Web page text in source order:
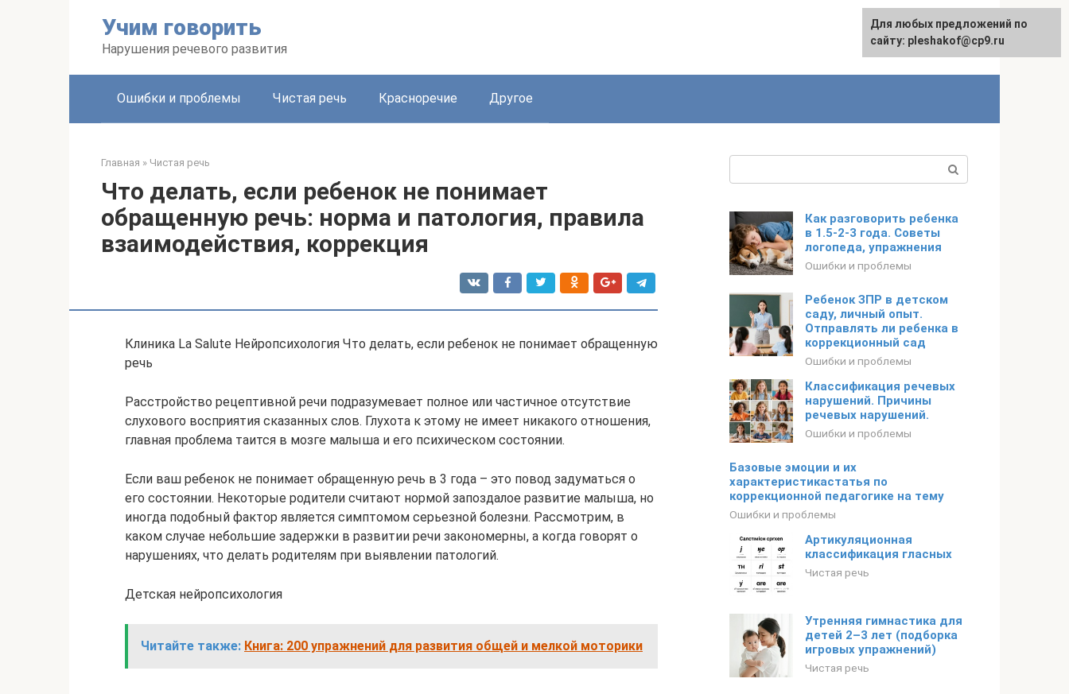
Учим говорить
Нарушения речевого развития
Ошибки и проблемы Чистая речь Красноречие Другое
Главная » Чистая речь
Что делать, если ребенок не понимает
обращенную речь: норма и патология, правила
взаимодействия, коррекция
Клиника La Salute Нейропсихология Что делать, если ребенок не понимает обращенную
речь
Расстройство рецептивной речи подразумевает полное или частичное отсутствие
слухового восприятия сказанных слов. Глухота к этому не имеет никакого отношения,
главная проблема таится в мозге малыша и его психическом состоянии.
Если ваш ребенок не понимает обращенную речь в 3 года – это повод задуматься о
его состоянии. Некоторые родители считают нормой запоздалое развитие малыша, но
иногда подобный фактор является симптомом серьезной болезни. Рассмотрим, в
каком случае небольшие задержки в развитии речи закономерны, а когда говорят о
нарушениях, что делать родителям при выявлении патологий.
Детская нейропсихология
Читайте также: Книга: 200 упражнений для развития общей и мелкой моторики
Как разговорить ребенка
в 1.5-2-3 года. Советы
логопеда, упражнения
Ошибки и проблемы
Ребенок ЗПР в детском
саду, личный опыт.
Отправлять ли ребенка в
коррекционный сад
Ошибки и проблемы
Классификация речевых
нарушений. Причины
речевых нарушений.
Ошибки и проблемы
Базовые эмоции и их
характеристикастатья по
коррекционной педагогике на тему
Ошибки и проблемы
Артикуляционная
классификация гласных
Чистая речь
Утренняя гимнастика для
детей 2–3 лет (подборка
игровых упражнений)
Чистая речь
Для любых предложений по
сайту: pleshakof@cp9.ru